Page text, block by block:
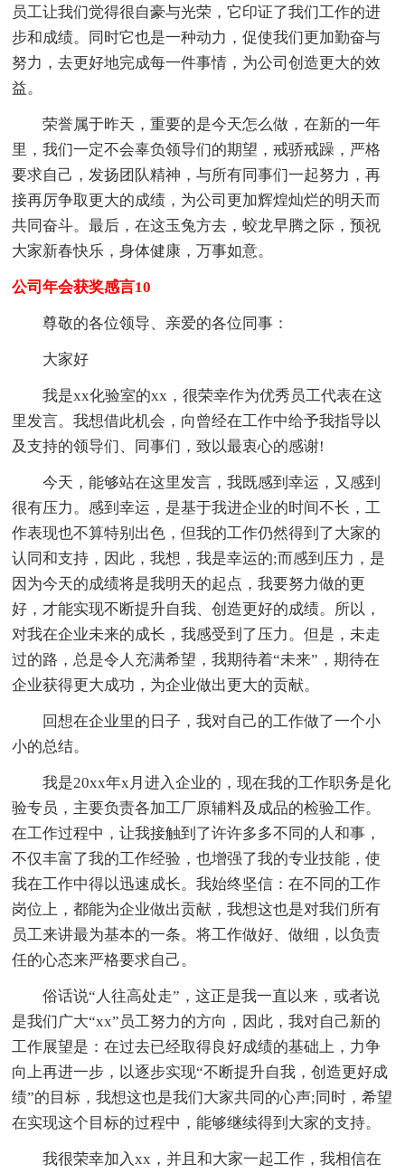
员工让我们觉得很自豪与光荣，它印证了我们工作的进
步和成绩。同时它也是一种动力，促使我们更加勤奋与
努力，去更好地完成每一件事情，为公司创造更大的效
益。
荣誉属于昨天，重要的是今天怎么做，在新的一年
里，我们一定不会辜负领导们的期望，戒骄戒躁，严格
要求自己，发扬团队精神，与所有同事们一起努力，再
接再厉争取更大的成绩，为公司更加辉煌灿烂的明天而
共同奋斗。最后，在这玉兔方去，蛟龙早腾之际，预祝
大家新春快乐，身体健康，万事如意。
公司年会获奖感言10
尊敬的各位领导、亲爱的各位同事：
大家好
我是xx化验室的xx，很荣幸作为优秀员工代表在这
里发言。我想借此机会，向曾经在工作中给予我指导以
及支持的领导们、同事们，致以最衷心的感谢!
今天，能够站在这里发言，我既感到幸运，又感到
很有压力。感到幸运，是基于我进企业的时间不长，工
作表现也不算特别出色，但我的工作仍然得到了大家的
认同和支持，因此，我想，我是幸运的;而感到压力，是
因为今天的成绩将是我明天的起点，我要努力做的更
好，才能实现不断提升自我、创造更好的成绩。所以，
对我在企业未来的成长，我感受到了压力。但是，未走
过的路，总是令人充满希望，我期待着“未来”，期待在
企业获得更大成功，为企业做出更大的贡献。
回想在企业里的日子，我对自己的工作做了一个小
小的总结。
我是20xx年x月进入企业的，现在我的工作职务是化
验专员，主要负责各加工厂原辅料及成品的检验工作。
在工作过程中，让我接触到了许许多多不同的人和事，
不仅丰富了我的工作经验，也增强了我的专业技能，使
我在工作中得以迅速成长。我始终坚信：在不同的工作
岗位上，都能为企业做出贡献，我想这也是对我们所有
员工来讲最为基本的一条。将工作做好、做细，以负责
任的心态来严格要求自己。
俗话说“人往高处走”，这正是我一直以来，或者说
是我们广大“xx”员工努力的方向，因此，我对自己新的
工作展望是：在过去已经取得良好成绩的基础上，力争
向上再进一步，以逐步实现“不断提升自我，创造更好成
绩”的目标，我想这也是我们大家共同的心声;同时，希望
在实现这个目标的过程中，能够继续得到大家的支持。
我很荣幸加入xx，并且和大家一起工作，我相信在